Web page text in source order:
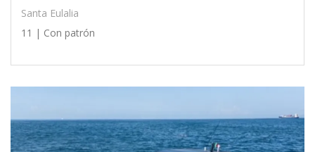
Santa Eulalia
11 | Con patrón